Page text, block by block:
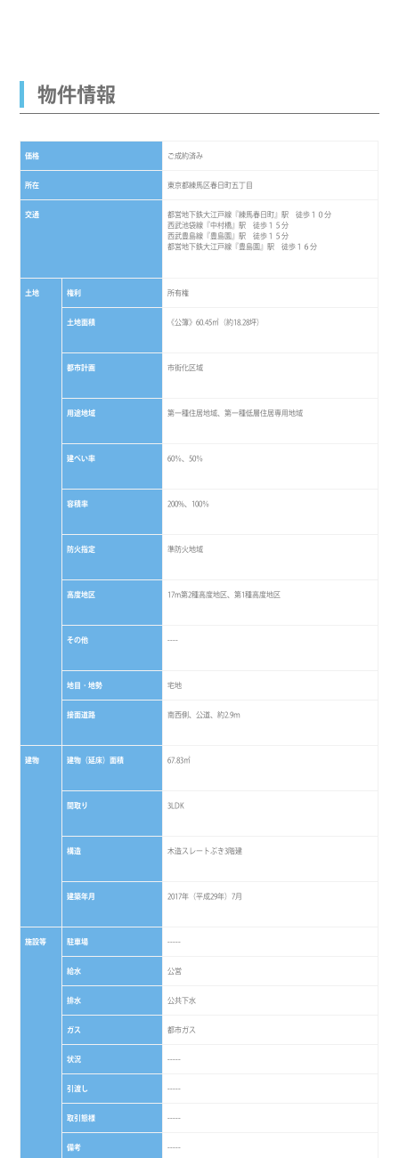
物件情報
価格 ご成約済み
所在 東京都練馬区春日町五丁目
交通
都営地下鉄大江戸線『練馬春日町』駅 徒歩１０分
西武池袋線『中村橋』駅 徒歩１５分
西武豊島線『豊島園』駅 徒歩１５分
都営地下鉄大江戸線『豊島園』駅 徒歩１６分
土地 権利 所有権
土地面積 《公簿》60.45㎡（約18.28坪）
都市計画 市街化区域
用途地域 第一種住居地域、第一種低層住居専用地域
建ぺい率 60％、50％
容積率 200%、100％
防火指定 準防火地域
高度地区 17m第2種高度地区、第1種高度地区
その他 ----
地目・地勢 宅地
接面道路 南西側、公道、約2.9ｍ
建物 建物（延床）面積 67.83㎡
間取り 3LDK
構造 木造スレートぶき3階建
建築年月 2017年（平成29年）7月
施設等 駐車場 -----
給水 公営
排水 公共下水
ガス 都市ガス
状況 -----
引渡し -----
取引態様 -----
備考 -----